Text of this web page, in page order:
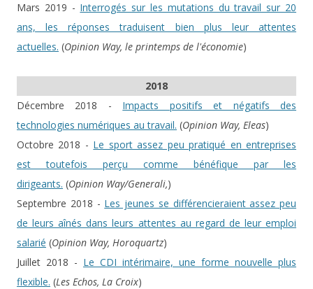
Mars 2019 - Interrogés sur les mutations du travail sur 20
ans, les réponses traduisent bien plus leur attentes
actuelles. (Opinion Way, le printemps de l'économie)
2018
Décembre 2018 - Impacts positifs et négatifs des
technologies numériques au travail. (Opinion Way, Eleas)
Octobre 2018 - Le sport assez peu pratiqué en entreprises
est toutefois perçu comme bénéfique par les
dirigeants. (Opinion Way/Generali,)
Septembre 2018 - Les jeunes se différencieraient assez peu
de leurs aînés dans leurs attentes au regard de leur emploi
salarié (Opinion Way, Horoquartz)
Juillet 2018 - Le CDI intérimaire, une forme nouvelle plus
flexible. (Les Echos, La Croix)